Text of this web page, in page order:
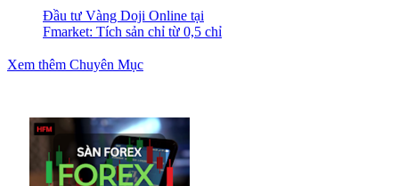
Đầu tư Vàng Doji Online tại
Fmarket: Tích sản chỉ từ 0,5 chỉ
Xem thêm Chuyên Mục